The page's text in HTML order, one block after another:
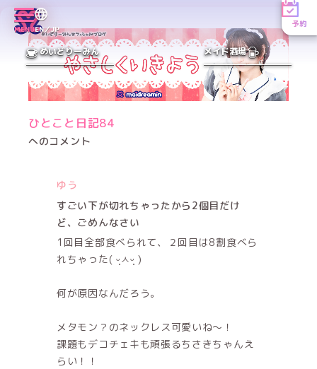
MENUEN／JP
予約
めいどりーみん メイド酒場
ひとこと日記84
へのコメント
ゆう
すごい下が切れちゃったから2個目だけ
ど、ごめんなさい
1回目全部食べられて、２回目は8割食べら
れちゃった( ᵕ̩̩ㅅᵕ̩̩ )
何が原因なんだろう。
メタモン？のネックレス可愛いね〜！
課題もデコチェキも頑張るちさきちゃんえ
らい！！